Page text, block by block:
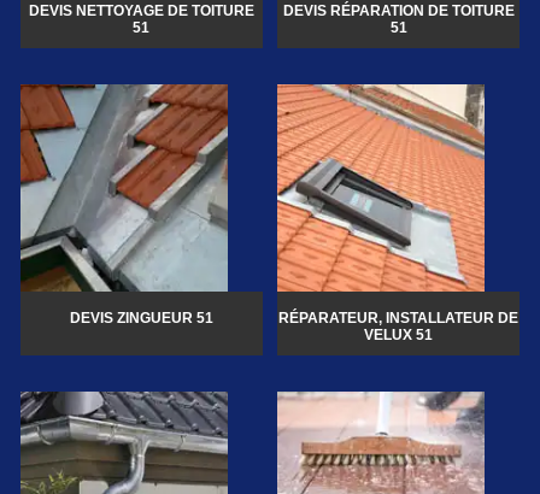
DEVIS NETTOYAGE DE TOITURE
51
DEVIS RÉPARATION DE TOITURE
51
DEVIS ZINGUEUR 51
RÉPARATEUR, INSTALLATEUR DE
VELUX 51